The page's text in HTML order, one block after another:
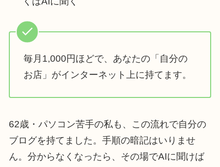
毎月1,000円ほどで、あなたの「自分の
お店」がインターネット上に持てます。
62歳・パソコン苦手の私も、この流れで自分の
ブログを持てました。手順の暗記はいりませ
ん。分からなくなったら、その場でAIに聞けば